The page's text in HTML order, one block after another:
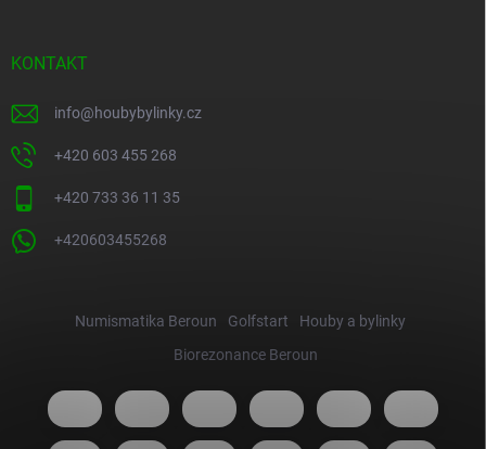
KONTAKT
info@houbybylinky.cz
+420 603 455 268
+420 733 36 11 35
+420603455268
Numismatika Beroun Golfstart
Houby a bylinky
Biorezonance Beroun